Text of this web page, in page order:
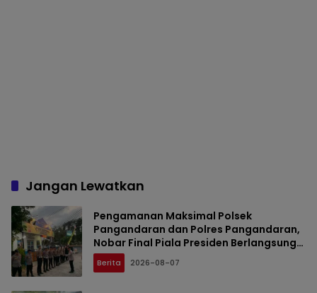
Jangan Lewatkan
Pengamanan Maksimal Polsek
Pangandaran dan Polres Pangandaran,
Nobar Final Piala Presiden Berlangsung
Aman
Berita 2026-08-07